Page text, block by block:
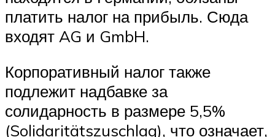
платить налог на прибыль. Сюда
входят AG и GmbH.
Корпоративный налог также
подлежит надбавке за
солидарность в размере 5,5%
(Solidaritätszuschlag), что означает,